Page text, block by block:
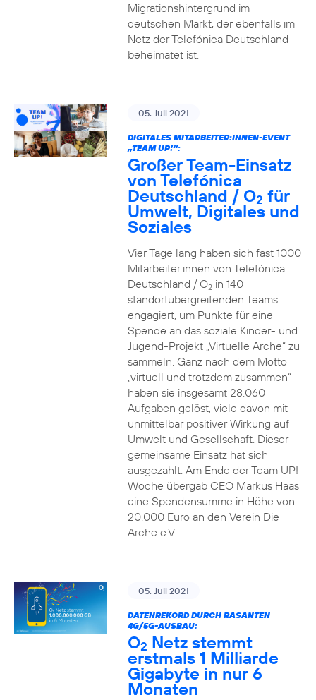
Migrationshintergrund im
deutschen Markt, der ebenfalls im
Netz der Telefónica Deutschland
beheimatet ist.
05. Juli 2021
DIGITALES MITARBEITER:INNEN-EVENT
„TEAM UP!“:
Großer Team-Einsatz
von Telefónica
Deutschland / O2 für
Umwelt, Digitales und
Soziales
Vier Tage lang haben sich fast 1000
Mitarbeiter:innen von Telefónica
Deutschland / O2in 140
standortübergreifenden Teams
engagiert, um Punkte für eine
Spende an das soziale Kinder- und
Jugend-Projekt „Virtuelle Arche“ zu
sammeln. Ganz nach dem Motto
„virtuell und trotzdem zusammen“
haben sie insgesamt 28.060
Aufgaben gelöst, viele davon mit
unmittelbar positiver Wirkung auf
Umwelt und Gesellschaft. Dieser
gemeinsame Einsatz hat sich
ausgezahlt: Am Ende der Team UP!
Woche übergab CEO Markus Haas
eine Spendensumme in Höhe von
20.000 Euro an den Verein Die
Arche e.V.
05. Juli 2021
DATENREKORD DURCH RASANTEN
4G/5G-AUSBAU:
O2 Netz stemmt
erstmals 1 Milliarde
Gigabyte in nur 6
Monaten